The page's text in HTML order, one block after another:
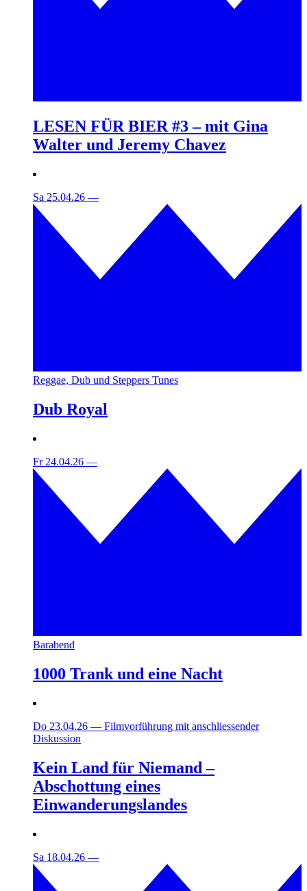
LESEN FÜR BIER #3 – mit Gina
Walter und Jeremy Chavez
Sa 25.04.26 —
Reggae, Dub und Steppers Tunes
Dub Royal
Fr 24.04.26 —
Barabend
1000 Trank und eine Nacht
Do 23.04.26 — Filmvorführung mit anschliessender
Diskussion
Kein Land für Niemand –
Abschottung eines
Einwanderungslandes
Sa 18.04.26 —